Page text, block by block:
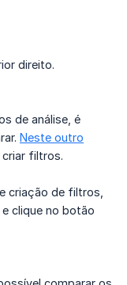
direito.
de análise, é
Neste outro
criar filtros.
criação de filtros,
clique no botão